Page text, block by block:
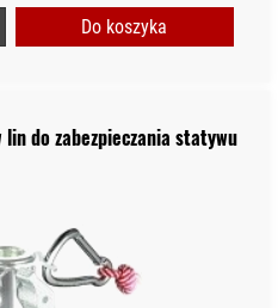
Do koszyka
do zabezpieczania statywu